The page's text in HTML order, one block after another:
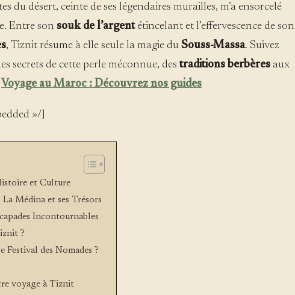
du désert, ceinte de ses légendaires murailles, m’a ensorcelé
Entre son souk de l’argentétincelant et l’effervescence de son
, Tiznit résume à elle seule la magie du Souss-Massa. Suivez
secrets de cette perle méconnue, des traditions berbères aux
Voyage au Maroc : Découvrez nos guides
»/]
et Culture
Médina et ses Trésors
Incontournables
?
des Nomades ?
voyage à Tiznit